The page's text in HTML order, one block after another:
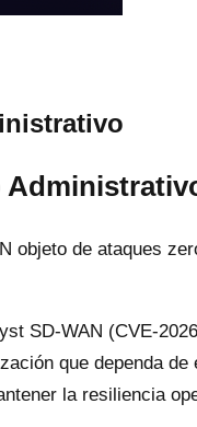
objeto de ataques
SD-WAN (CVE-
que dependa
la resiliencia